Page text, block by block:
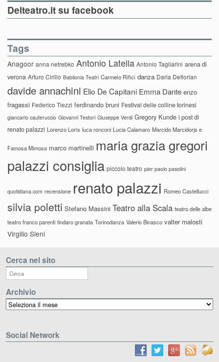
Delteatro.it su facebook
Tags
Anagoor anna netrebko Antonio Latella Antonio Tagliarini arena di
verona Arturo Cirillo Babilonia Teatri Carmelo Rifici danza Daria Deflorian
davide annachini Elio De Capitani Emma Dante enzo
fragassi Federico Tiezzi ferdinando bruni Festival delle colline torinesi
giancarlo cauteruccio Giovanni Testori Giuseppe Verdi Gregory Kunde i post di
renato palazzi Lorenzo Loris luca ronconi Lucia Calamaro Marcido Marcidorjs e
Famosa Mimosa marco martinelli maria grazia gregori
palazzi consiglia piccolo teatro pier paolo pasolini
quotidiana.com recensione renato palazzi Romeo Castellucci
silvia poletti Stefano Massini Teatro alla Scala teatro delle albe
teatro franco parenti tindaro granata Torinodanza Valerio Binasco valter malosti
Virgilio Sieni
Cerca nel sito
Archivio
Archivio
Social Network